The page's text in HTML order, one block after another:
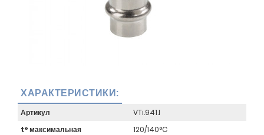
ХАРАКТЕРИСТИКИ:
Артикул
VTi.941.I
t° максимальная
120/140°C